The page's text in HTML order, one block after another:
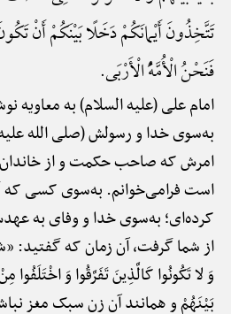
تَتَّخِذُونَ أَیْمانَکُمْ دَخَلًا بَیْنَکُمْ أَنْ
فَنَحْنُ الْأُمَّهًُْ الْأَرْبَی.
امام علی (علیه السلام) به معاویه
به‌سوی خدا و رسولش (صلی الله
امرش که صاحب حکمت و از خاندان
است فرامی‌خوانم. به‌سوی کسی که
کرده‌ای؛ به‌سوی خدا و وفای به
از شما گرفت، آن زمان که گفتید:
وَ لا تَکُونُوا کَالَّذِینَ تَفَرَّقُوا وَ اخْتَلَفُوا
بَیْنَهُمْ و همانند آن زن سبک مغز